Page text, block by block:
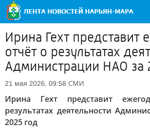
Ирина Гехт представит
отчёт о результатах
Администрации НАО за
21 мая 2026, 09:58 СМИ
Ирина Гехт представит
результатах деятельности
2025 год